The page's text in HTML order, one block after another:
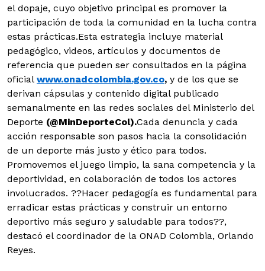
el dopaje, cuyo objetivo principal es promover la
participación de toda la comunidad en la lucha contra
estas prácticas.Esta estrategia incluye material
pedagógico, videos, artículos y documentos de
referencia que pueden ser consultados en la página
oficial www.onadcolombia.gov.co, y de los que se
derivan cápsulas y contenido digital publicado
semanalmente en las redes sociales del Ministerio del
Deporte (@MinDeporteCol).Cada denuncia y cada
acción responsable son pasos hacia la consolidación
de un deporte más justo y ético para todos.
Promovemos el juego limpio, la sana competencia y la
deportividad, en colaboración de todos los actores
involucrados. ??Hacer pedagogía es fundamental para
erradicar estas prácticas y construir un entorno
deportivo más seguro y saludable para todos??,
destacó el coordinador de la ONAD Colombia, Orlando
Reyes.